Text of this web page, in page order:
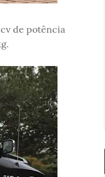
de potência